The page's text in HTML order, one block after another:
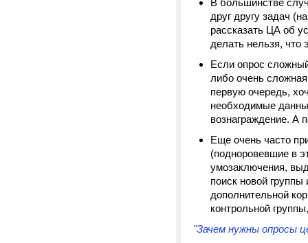
В большинстве
друг другу задач
рассказать ЦА об
делать нельзя, что
Если опрос
либо очень
первую очередь,
необходимые
вознаграждение. А
Еще очень часто
(подноровевшие в
умозаключения,
поиск новой
дополнительной
контрольной
"Зачем нужны опросы